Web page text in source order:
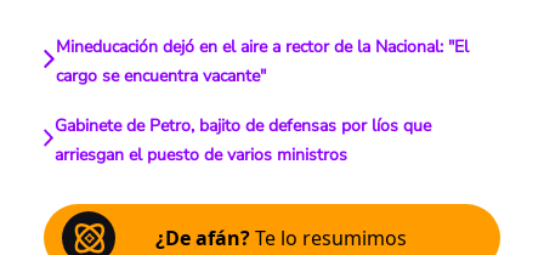
Mineducación dejó en el aire a rector de la Nacional: "El
cargo se encuentra vacante"
Gabinete de Petro, bajito de defensas por líos que
arriesgan el puesto de varios ministros
¿De afán?Te lo resumimos